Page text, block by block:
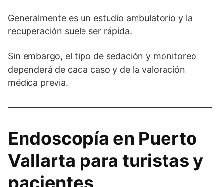
Generalmente es un estudio ambulatorio y la
recuperación suele ser rápida.
Sin embargo, el tipo de sedación y monitoreo
dependerá de cada caso y de la valoración
médica previa.
Endoscopía en Puerto
Vallarta para turistas y